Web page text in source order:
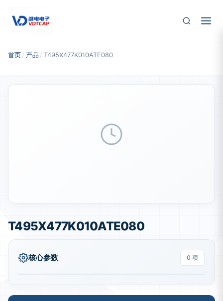
首页 / 产品 / T495X477K010ATE080
T495X477K010ATE080
核心参数 0 项